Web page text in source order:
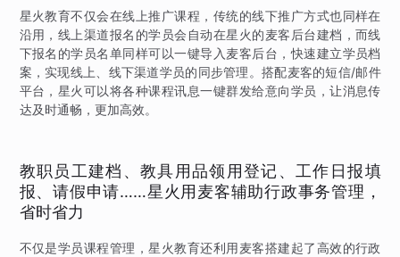
星火教育不仅会在线上推广课程，传统的线下推广方式也同样在
沿用，线上渠道报名的学员会自动在星火的麦客后台建档，而线
下报名的学员名单同样可以一键导入麦客后台，快速建立学员档
案，实现线上、线下渠道学员的同步管理。搭配麦客的短信/邮件
平台，星火可以将各种课程讯息一键群发给意向学员，让消息传
达及时通畅，更加高效。
教职员工建档、教具用品领用登记、工作日报填
报、请假申请……星火用麦客辅助行政事务管理，
省时省力
不仅是学员课程管理，星火教育还利用麦客搭建起了高效的行政